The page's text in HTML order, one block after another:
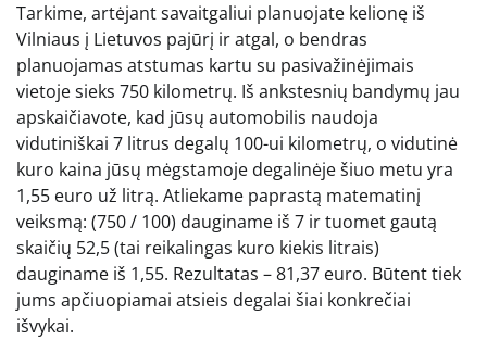
Tarkime, artėjant savaitgaliui planuojate kelionę iš
Vilniaus į Lietuvos pajūrį ir atgal, o bendras
planuojamas atstumas kartu su pasivažinėjimais
vietoje sieks 750 kilometrų. Iš ankstesnių bandymų jau
apskaičiavote, kad jūsų automobilis naudoja
vidutiniškai 7 litrus degalų 100-ui kilometrų, o vidutinė
kuro kaina jūsų mėgstamoje degalinėje šiuo metu yra
1,55 euro už litrą. Atliekame paprastą matematinį
veiksmą: (750 / 100) dauginame iš 7 ir tuomet gautą
skaičių 52,5 (tai reikalingas kuro kiekis litrais)
dauginame iš 1,55. Rezultatas – 81,37 euro. Būtent tiek
jums apčiuopiamai atsieis degalai šiai konkrečiai
išvykai.